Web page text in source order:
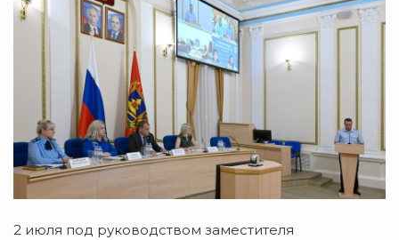
2 июля под руководством заместителя